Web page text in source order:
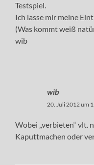
Testspiel.
Ich lasse mir meine
(Was kommt weiß
wib
wib
20. Juli 2012 um
Wobei „verbieten“ vlt.
Kaputtmachen oder